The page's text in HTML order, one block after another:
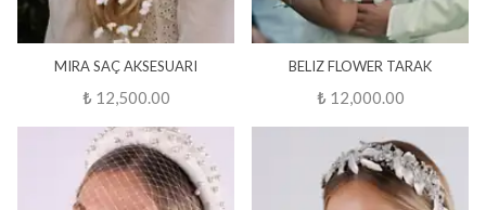
MIRA SAÇ AKSESUARI
₺ 12,500.00
BELIZ FLOWER TARAK
₺ 12,000.00